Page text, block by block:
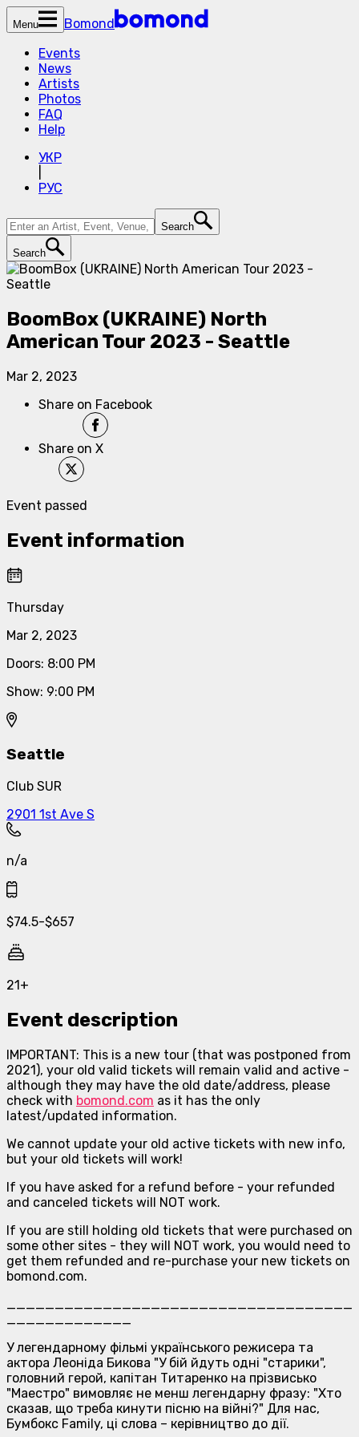
Menu
Bomond
Events
News
Artists
Photos
FAQ
Help
УКР
РУС
Search
Search
BoomBox (UKRAINE) North
American Tour 2023 - Seattle
Mar 2, 2023
Share on Facebook
Share on X
Event passed
Event information
Thursday
Mar 2, 2023
Doors: 8:00 PM
Show: 9:00 PM
Seattle
Club SUR
2901 1st Ave S
n/a
$74.5-$657
21+
Event description
IMPORTANT: This is a new tour (that was postponed from
2021), your old valid tickets will remain valid and active -
although they may have the old date/address, please
check with bomond.com as it has the only
latest/updated information.
We cannot update your old active tickets with new info,
but your old tickets will work!
If you have asked for a refund before - your refunded
and canceled tickets will NOT work.
If you are still holding old tickets that were purchased on
some other sites - they will NOT work, you would need to
get them refunded and re-purchase your new tickets on
bomond.com.
____________________________________
_____________
У легендарному фільмі українського режисера та
актора Леоніда Бикова "У бій йдуть одні "старики",
головний герой, капітан Титаренко на прізвисько
"Маестро" вимовляє не менш легендарну фразу: "Хто
сказав, що треба кинути пісню на війні?" Для нас,
Бумбокс Family, ці слова – керівництво до дії.